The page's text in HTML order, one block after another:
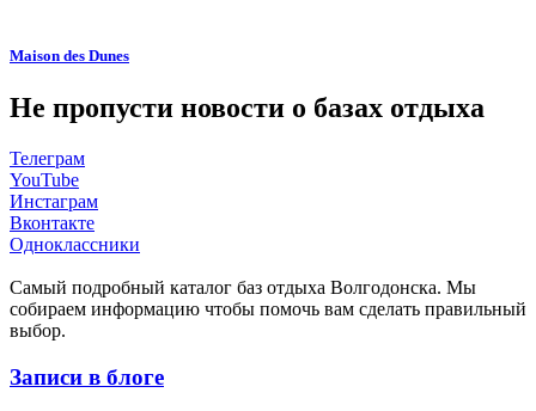
Maison des Dunes
Не пропусти новости о базах отдыха
Телеграм
YouTube
Инстаграм
Вконтакте
Одноклассники
Cамый подробный каталог баз отдыха Волгодонска. Мы
собираем информацию чтобы помочь вам сделать правильный
выбор.
Записи в блоге